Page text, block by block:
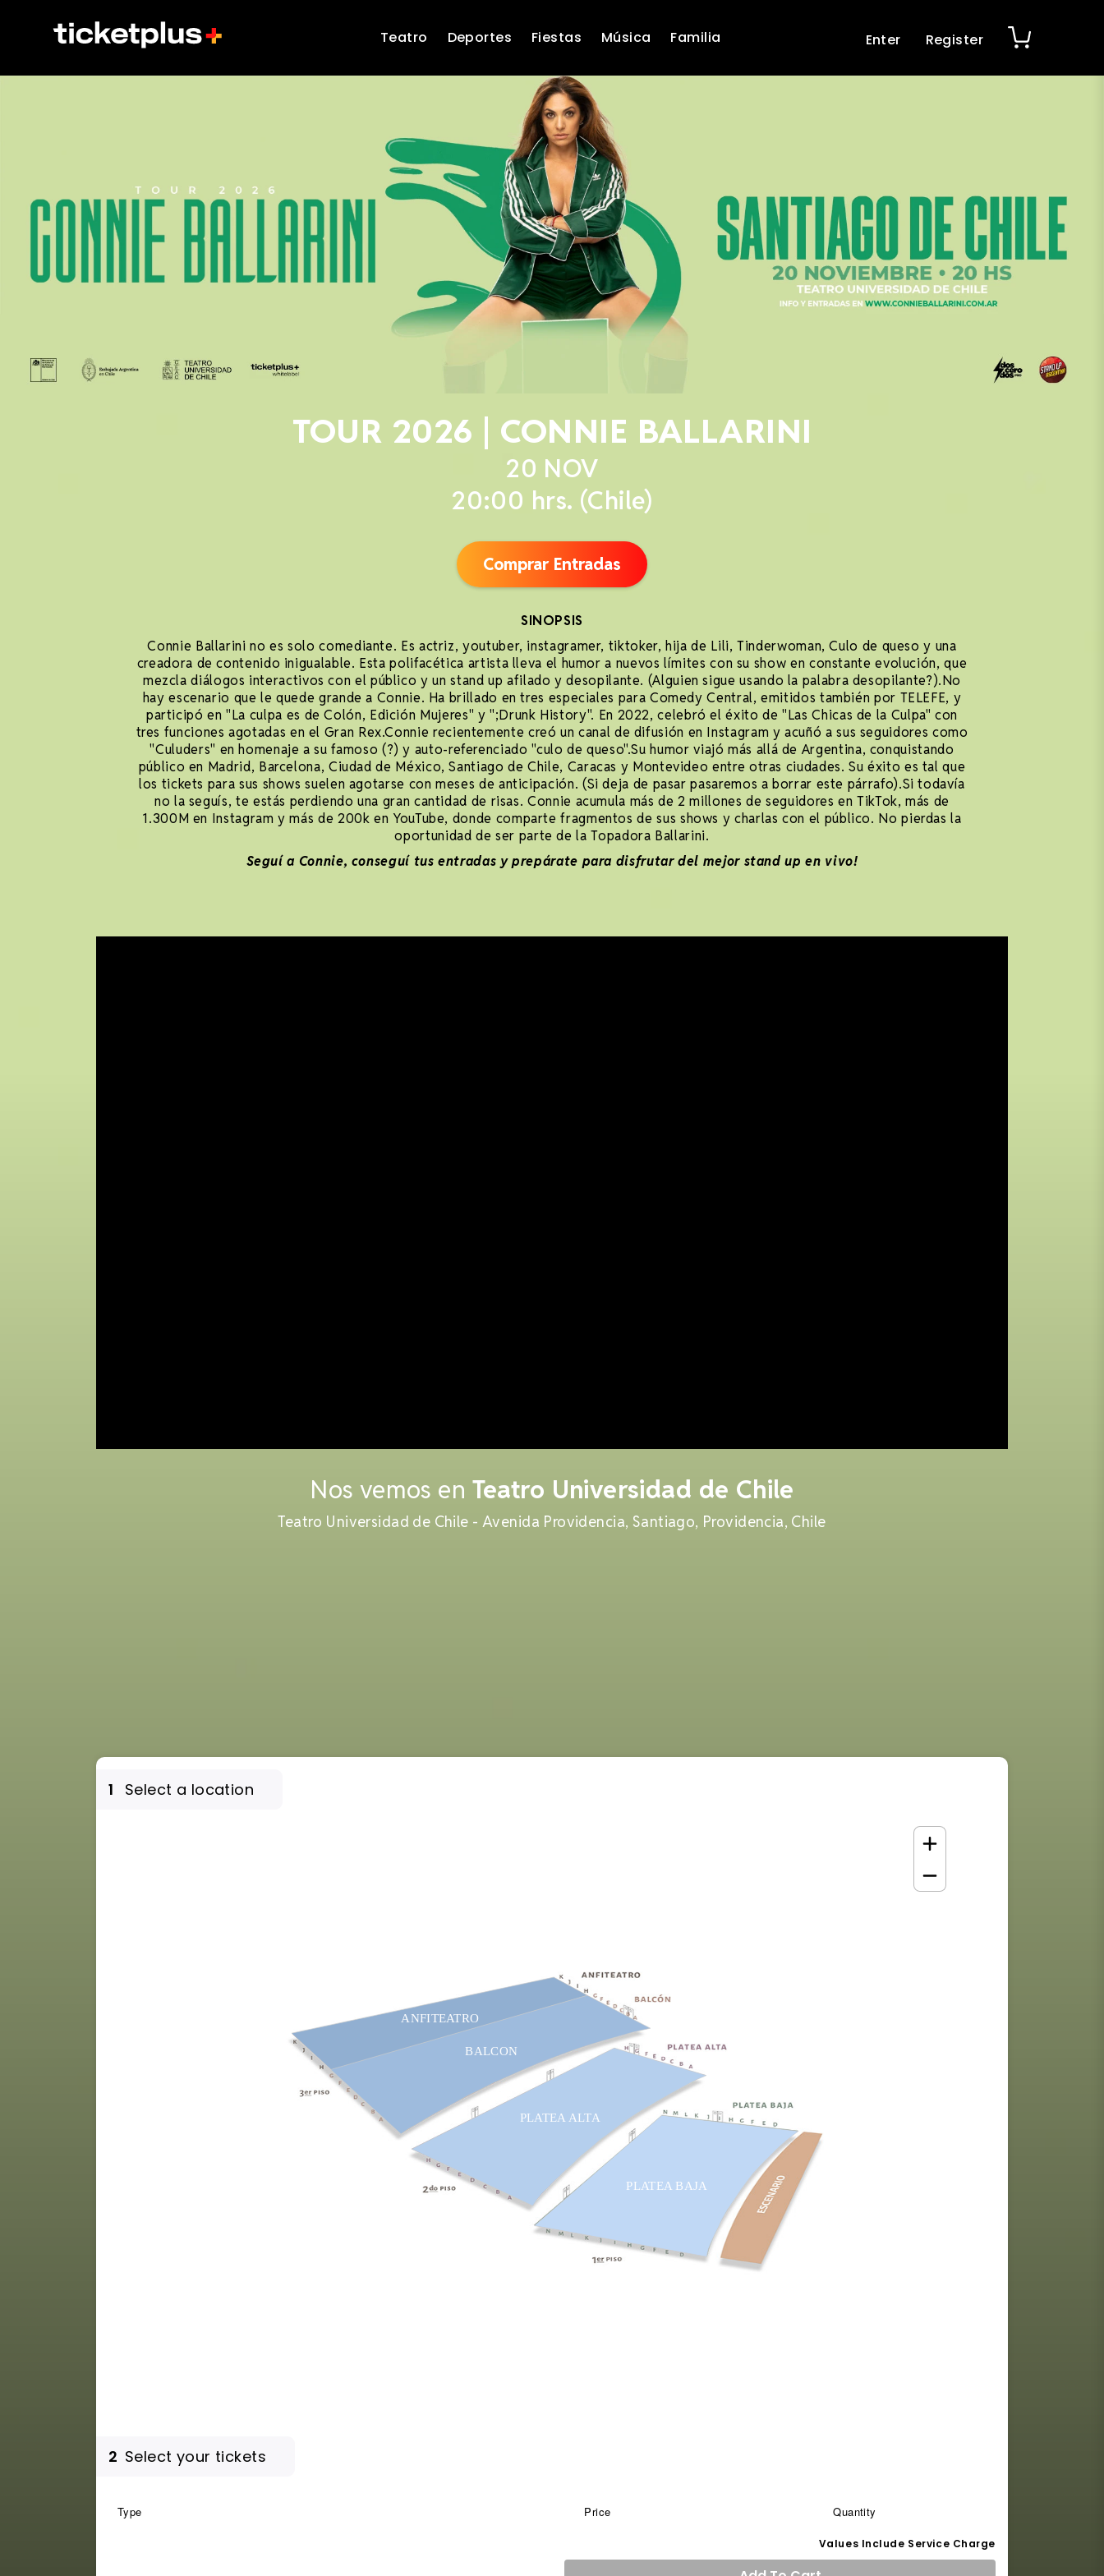
Teatro Deportes Fiestas Música Familia Enter Register
TOUR 2026 | CONNIE BALLARINI
20 NOV
20:00 hrs. (Chile)
Comprar Entradas
SINOPSIS
Connie Ballarini no es solo comediante. Es actriz, youtuber, instagramer, tiktoker, hija de Lili, Tinderwoman, Culo de queso y una
creadora de contenido inigualable. Esta polifacética artista lleva el humor a nuevos límites con su show en constante evolución, que
mezcla diálogos interactivos con el público y un stand up afilado y desopilante. (Alguien sigue usando la palabra desopilante?).No
hay escenario que le quede grande a Connie. Ha brillado en tres especiales para Comedy Central, emitidos también por TELEFE, y
participó en "La culpa es de Colón, Edición Mujeres" y ";Drunk History". En 2022, celebró el éxito de "Las Chicas de la Culpa" con
tres funciones agotadas en el Gran Rex.Connie recientemente creó un canal de difusión en Instagram y acuñó a sus seguidores como
"Culuders" en homenaje a su famoso (?) y auto-referenciado "culo de queso".Su humor viajó más allá de Argentina, conquistando
público en Madrid, Barcelona, Ciudad de México, Santiago de Chile, Caracas y Montevideo entre otras ciudades. Su éxito es tal que
los tickets para sus shows suelen agotarse con meses de anticipación. (Si deja de pasar pasaremos a borrar este párrafo).Si todavía
no la seguís, te estás perdiendo una gran cantidad de risas. Connie acumula más de 2 millones de seguidores en TikTok, más de
1.300M en Instagram y más de 200k en YouTube, donde comparte fragmentos de sus shows y charlas con el público. No pierdas la
oportunidad de ser parte de la Topadora Ballarini.
Seguí a Connie, conseguí tus entradas y prepárate para disfrutar del mejor stand up en vivo!
Nos vemos en Teatro Universidad de Chile
Teatro Universidad de Chile - Avenida Providencia, Santiago, Providencia, Chile
Select a location
1
PLATEA BAJA
PLATEA ALTA
ANFITEATRO
BALCON
Select your tickets
2
Type Price Quantity
Values Include Service Charge